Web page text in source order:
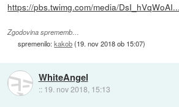
https://pbs.twimg.com/media/DsI_hVqWoAI...
Zgodovina sprememb…
spremenilo:kakob(19. nov 2018 ob 15:07)
WhiteAngel
:: 19. nov 2018, 15:13